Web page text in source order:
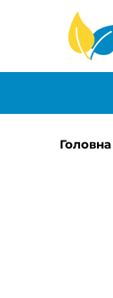
Головна